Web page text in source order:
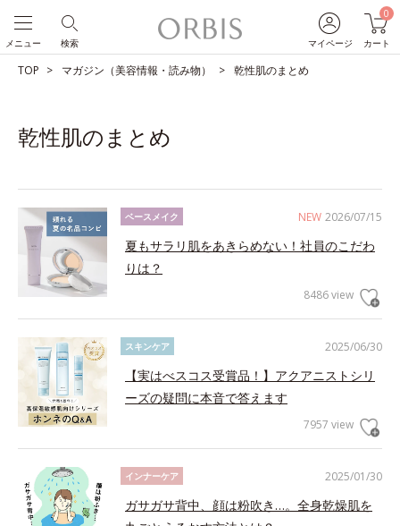
マイページ
0
カート
検索
メニュー
TOP マガジン（美容情報・読み物） 乾性肌のまとめ
乾性肌のまとめ
NEW 2026/07/15
ベースメイク
夏もサラリ肌をあきらめない！社員のこだわ
りは？
8486 view
2025/06/30
スキンケア
【実はべスコス受賞品！】アクアニストシリ
ーズの疑問に本音で答えます
7957 view
2025/01/30
インナーケア
ガサガサ背中、顔は粉吹き…。全身乾燥肌を